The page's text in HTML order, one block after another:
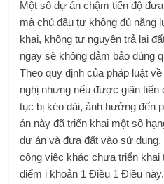
Một số dự án chậm tiến độ
mà chủ đầu tư không đủ năng
khai, không tự nguyện trả lại
ngay sẽ không đảm bảo đúng
Theo quy định của pháp luật
nghị nhưng nếu được giãn
tục bị kéo dài, ảnh hưởng đến
án này đã triển khai một số
dự án và đưa đất vào sử
công việc khác chưa triển khai
điểm i khoản 1 Điều 1 Điều